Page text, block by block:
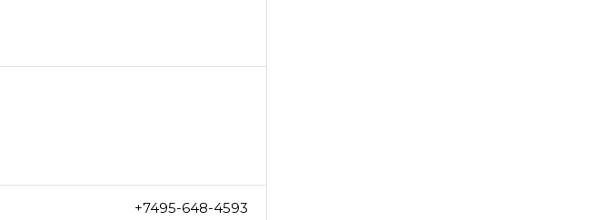
+7495-648-4593